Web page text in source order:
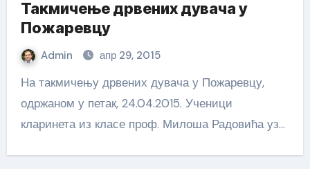
Такмичење дрвених дувача у
Пожаревцу
Admin апр 29, 2015
На такмичењу дрвених дувача у Пожаревцу,
одржаном у петак, 24.04.2015. Ученици
кларинета из класе проф. Милоша Радовића уз…